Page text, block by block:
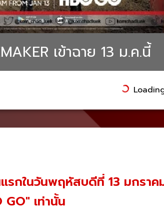
เข้าฉาย 13 ม.ค.นี้
รกในวันพฤหัสบดีที่ 13 มกรา
เท่านั้น